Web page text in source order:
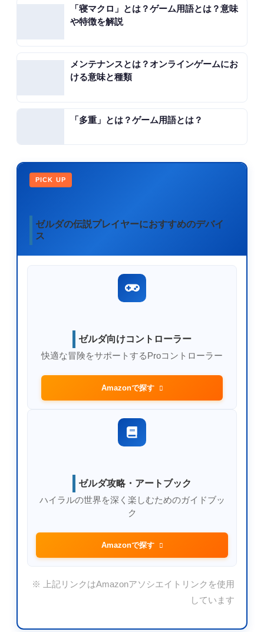
「寝マクロ」とは？ゲーム用語とは？意味
や特徴を解説
メンテナンスとは？オンラインゲームにお
ける意味と種類
「多重」とは？ゲーム用語とは？
PICK UP
ゼルダの伝説プレイヤーにおすすめのデバイ
ス
ゼルダ向けコントローラー
快適な冒険をサポートするProコントローラー
Amazonで探す
ゼルダ攻略・アートブック
ハイラルの世界を深く楽しむためのガイドブッ
ク
Amazonで探す
※ 上記リンクはAmazonアソシエイトリンクを使用
しています